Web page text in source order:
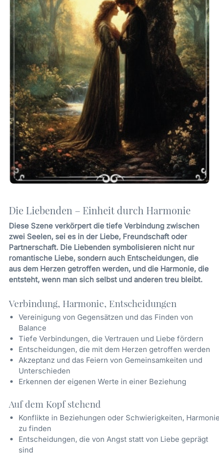
Die Liebenden – Einheit durch Harmonie
Diese Szene verkörpert die tiefe Verbindung zwischen
zwei Seelen, sei es in der Liebe, Freundschaft oder
Partnerschaft. Die Liebenden symbolisieren nicht nur
romantische Liebe, sondern auch Entscheidungen, die
aus dem Herzen getroffen werden, und die Harmonie, die
entsteht, wenn man sich selbst und anderen treu bleibt.
Verbindung, Harmonie, Entscheidungen
Vereinigung von Gegensätzen und das Finden von
Balance
Tiefe Verbindungen, die Vertrauen und Liebe fördern
Entscheidungen, die mit dem Herzen getroffen werden
Akzeptanz und das Feiern von Gemeinsamkeiten und
Unterschieden
Erkennen der eigenen Werte in einer Beziehung
Auf dem Kopf stehend
Konflikte in Beziehungen oder Schwierigkeiten,
zu finden
Entscheidungen, die von Angst statt von Liebe geprägt
sind